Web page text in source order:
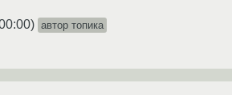
) автор топика